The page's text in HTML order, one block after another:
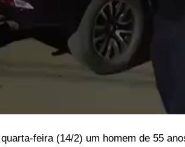
feira (14/2) um homem de 55